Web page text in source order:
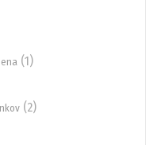
(1)
(2)